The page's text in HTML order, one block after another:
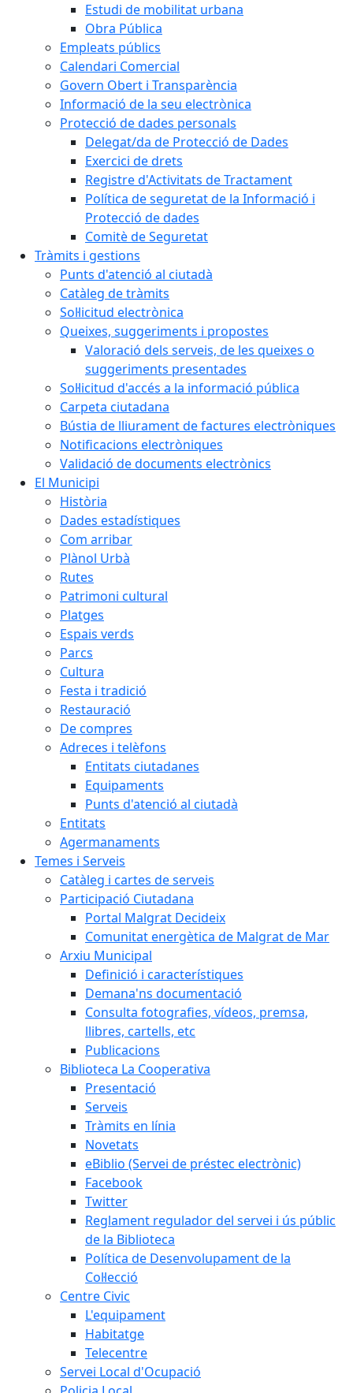
Estudi de mobilitat urbana
Obra Pública
Empleats públics
Calendari Comercial
Govern Obert i Transparència
Informació de la seu electrònica
Protecció de dades personals
Delegat/da de Protecció de Dades
Exercici de drets
Registre d'Activitats de Tractament
Política de seguretat de la Informació i
Protecció de dades
Comitè de Seguretat
Tràmits i gestions
Punts d'atenció al ciutadà
Catàleg de tràmits
Sol·licitud electrònica
Queixes, suggeriments i propostes
Valoració dels serveis, de les queixes o
suggeriments presentades
Sol·licitud d'accés a la informació pública
Carpeta ciutadana
Bústia de lliurament de factures electròniques
Notificacions electròniques
Validació de documents electrònics
El Municipi
Història
Dades estadístiques
Com arribar
Plànol Urbà
Rutes
Patrimoni cultural
Platges
Espais verds
Parcs
Cultura
Festa i tradició
Restauració
De compres
Adreces i telèfons
Entitats ciutadanes
Equipaments
Punts d'atenció al ciutadà
Entitats
Agermanaments
Temes i Serveis
Catàleg i cartes de serveis
Participació Ciutadana
Portal Malgrat Decideix
Comunitat energètica de Malgrat de Mar
Arxiu Municipal
Definició i característiques
Demana'ns documentació
Consulta fotografies, vídeos, premsa,
llibres, cartells, etc
Publicacions
Biblioteca La Cooperativa
Presentació
Serveis
Tràmits en línia
Novetats
eBiblio (Servei de préstec electrònic)
Facebook
Twitter
Reglament regulador del servei i ús públic
de la Biblioteca
Política de Desenvolupament de la
Col·lecció
Centre Civic
L'equipament
Habitatge
Telecentre
Servei Local d'Ocupació